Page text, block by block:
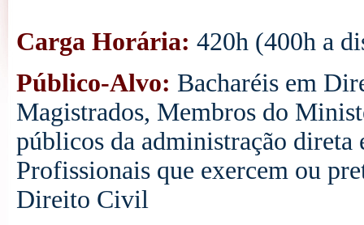
Carga Horária: 420h (400h a
Público-Alvo: Bacharéis em
Magistrados, Membros do
públicos da administração
Profissionais que exercem ou
Direito Civil